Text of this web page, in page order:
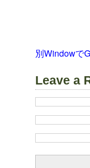
別Windowで
Leave a